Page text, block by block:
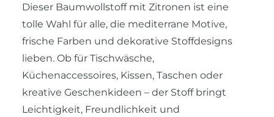
Dieser Baumwollstoff mit Zitronen ist eine
tolle Wahl für alle, die mediterrane Motive,
frische Farben und dekorative Stoffdesigns
lieben. Ob für Tischwäsche,
Küchenaccessoires, Kissen, Taschen oder
kreative Geschenkideen – der Stoff bringt
Leichtigkeit, Freundlichkeit und